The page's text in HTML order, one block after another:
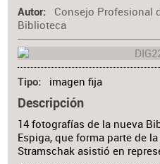
Autor
Consejo Profesional
Biblioteca
Tipo imagen fija
Descripción
14 fotografías de la nueva
Espiga, que forma parte de
Stramschak asistió en